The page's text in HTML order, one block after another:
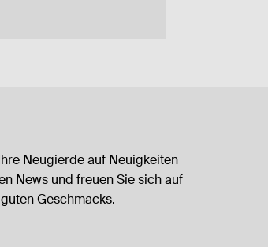
Neugierde auf Neuigkeiten
News und freuen Sie sich auf
Geschmacks.